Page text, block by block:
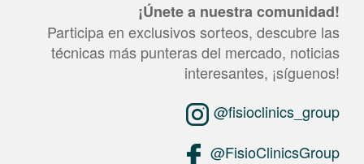
¡Únete a nuestra comunidad!
Participa en exclusivos sorteos, descubre las
técnicas más punteras del mercado, noticias
interesantes, ¡síguenos!
@fisioclinics_group
@FisioClinicsGroup